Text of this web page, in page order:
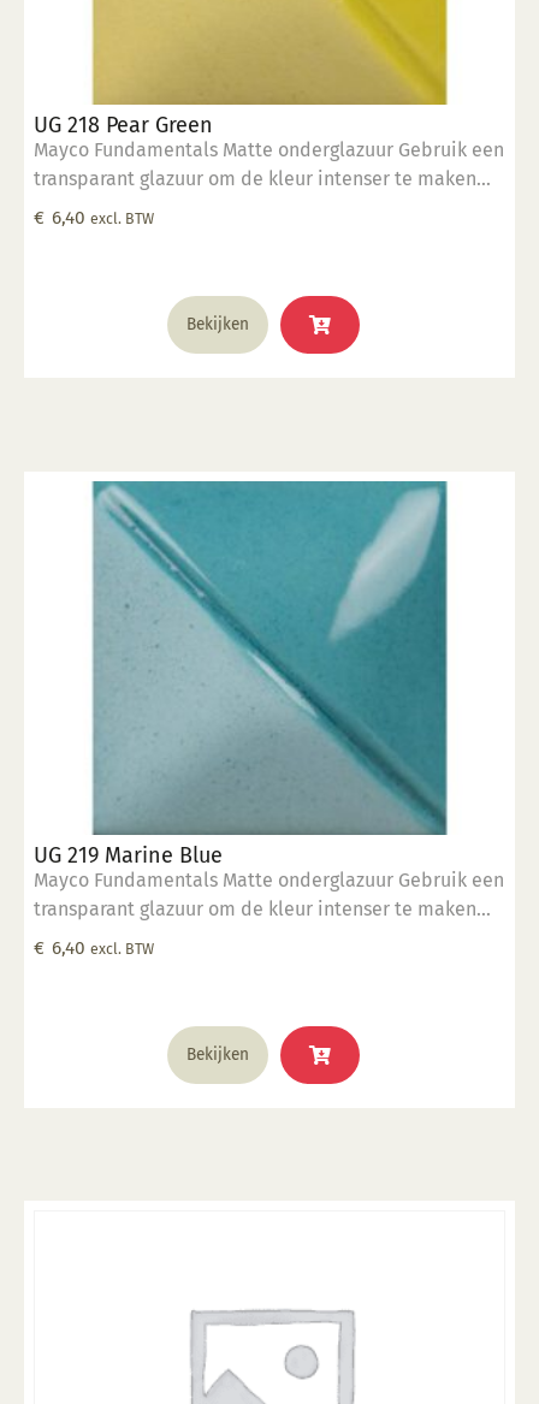
UG 218 Pear Green
Mayco Fundamentals Matte onderglazuur Gebruik een
transparant glazuur om de kleur intenser te maken
Geschikt voor gebruiksgoed mits er een transparant
€ 6,40 excl. BTW
Bekijken
UG 219 Marine Blue
Mayco Fundamentals Matte onderglazuur Gebruik een
transparant glazuur om de kleur intenser te maken
Geschikt voor gebruiksgoed mits er een transparant
€ 6,40 excl. BTW
Bekijken